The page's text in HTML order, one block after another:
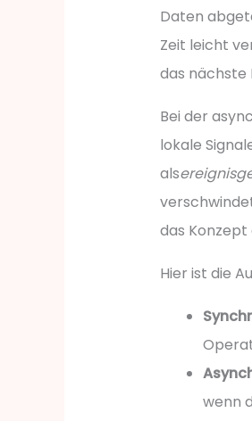
Daten
Zeit leicht
das nächste
Bei der
lokale
als
das Konzept
Hier ist die
wenn